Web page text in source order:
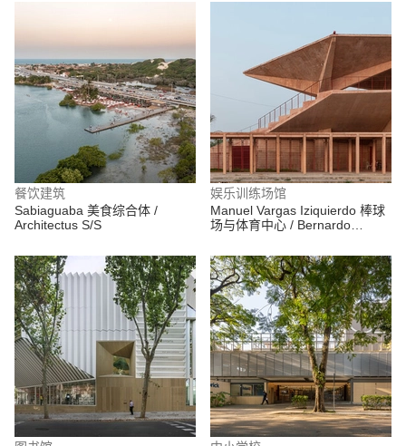
餐饮建筑
Sabiaguaba 美食综合体 /
Architectus S/S
娱乐训练场馆
Manuel Vargas Iziquierdo 棒球
场与体育中心 / Bernardo
Colaboración Arquitectónica